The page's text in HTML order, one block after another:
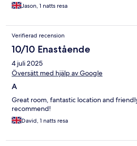
Jason, 1 natts resa
Verifierad recension
10/10 Enastående
4 juli 2025
Översätt med hjälp av Google
A
Great room, fantastic location and
recommend!
David, 1 natts resa